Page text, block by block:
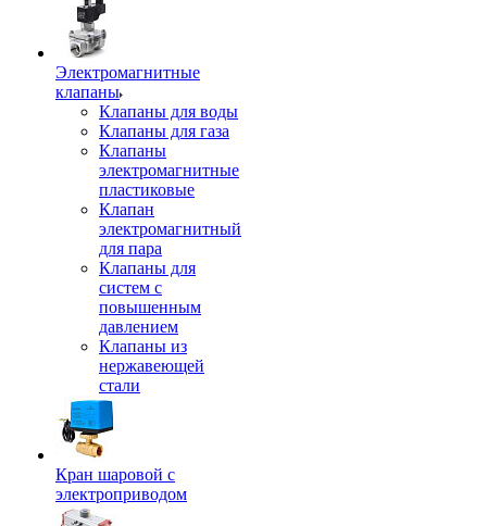
Электромагнитные
клапаны
Клапаны для воды
Клапаны для газа
Клапаны
электромагнитные
пластиковые
Клапан
электромагнитный
для пара
Клапаны для
систем с
повышенным
давлением
Клапаны из
нержавеющей
стали
Кран шаровой с
электроприводом